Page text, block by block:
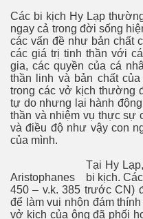
Các bi kịch Hy Lạp
ngay cả trong đời sống
các vấn đề như bản chất
các giá trị tinh thần với
gia, các quyền của cá
thần linh và bản chất
trong các vở kịch
tự do nhưng lại hành
thần và nhiệm vụ thực sự
và điều độ như vậy con
của mình.
Aristophanes
Tại Hy
bi kịch.
450 – v.k. 385 trước CN)
để làm vui nhộn đám
vở kịch của ông đã phối
Đạo